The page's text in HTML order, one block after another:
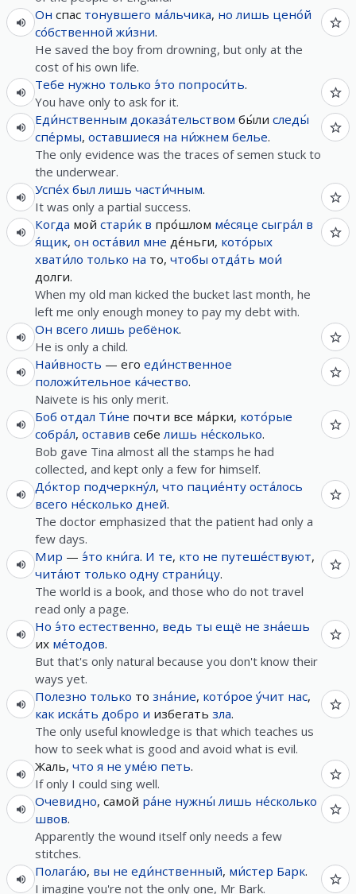
Он спас тонувшего ма́льчика, но лишь цено́й
со́бственной жи́зни.
He saved the boy from drowning, but only at the
cost of his own life.
Тебе нужно только э́то попроси́ть.
You have only to ask for it.
Еди́нственным доказа́тельством бы́ли следы́
спе́рмы, оставшиеся на ни́жнем белье.
The only evidence was the traces of semen stuck to
the underwear.
Успе́х был лишь части́чным.
It was only a partial success.
Когда мой стари́к в про́шлом ме́сяце сыгра́л в
я́щик, он оста́вил мне де́ньги, кото́рых
хвати́ло только на то, чтобы отда́ть мои́
долги.
When my old man kicked the bucket last month, he
left me only enough money to pay my debt with.
Он всего лишь ребёнок.
He is only a child.
Наи́вность — его еди́нственное
положи́тельное ка́чество.
Naivete is his only merit.
Боб отдал Ти́не почти все ма́рки, кото́рые
собра́л, оставив себелишь не́сколько.
Bob gave Tina almost all the stamps he had
collected, and kept only a few for himself.
До́ктор подчеркну́л, что пацие́нту оста́лось
всего не́сколько дней.
The doctor emphasized that the patient had only a
few days.
Мир — э́то кни́га. И те, кто не путеше́ствуют,
чита́ют только одну страни́цу.
The world is a book, and those who do not travel
read only a page.
Но э́то естественно, ведь ты ещё не зна́ешь
их ме́тодов.
But that's only natural because you don't know their
ways yet.
Полезно только то зна́ние, кото́рое у́чит нас,
как иска́ть добро и избегать зла.
The only useful knowledge is that which teaches us
how to seek what is good and avoid what is evil.
Жаль, что я не уме́ю петь.
If only I could sing well.
Очевидно, самой ра́не нужны́ лишь не́сколько
швов.
Apparently the wound itself only needs a few
stitches.
Полага́ю, вы не еди́нственный, ми́стер Барк.
I imagine you're not the only one, Mr Bark.